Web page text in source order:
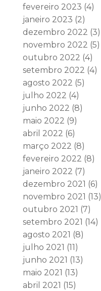
fevereiro 2023 (4)
janeiro 2023 (2)
dezembro 2022 (3)
novembro 2022 (5)
outubro 2022 (4)
setembro 2022 (4)
agosto 2022 (5)
julho 2022 (4)
junho 2022 (8)
maio 2022 (9)
abril 2022 (6)
março 2022 (8)
fevereiro 2022 (8)
janeiro 2022 (7)
dezembro 2021 (6)
novembro 2021 (13)
outubro 2021 (7)
setembro 2021 (14)
agosto 2021 (8)
julho 2021 (11)
junho 2021 (13)
maio 2021 (13)
abril 2021 (15)